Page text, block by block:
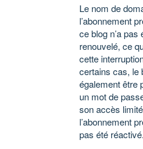
Le nom de
l’abonnement
ce blog n’a pas
renouvelé, ce
cette
certains cas, le
également être
un mot de
son accès
l’abonnement
pas été réactivé.